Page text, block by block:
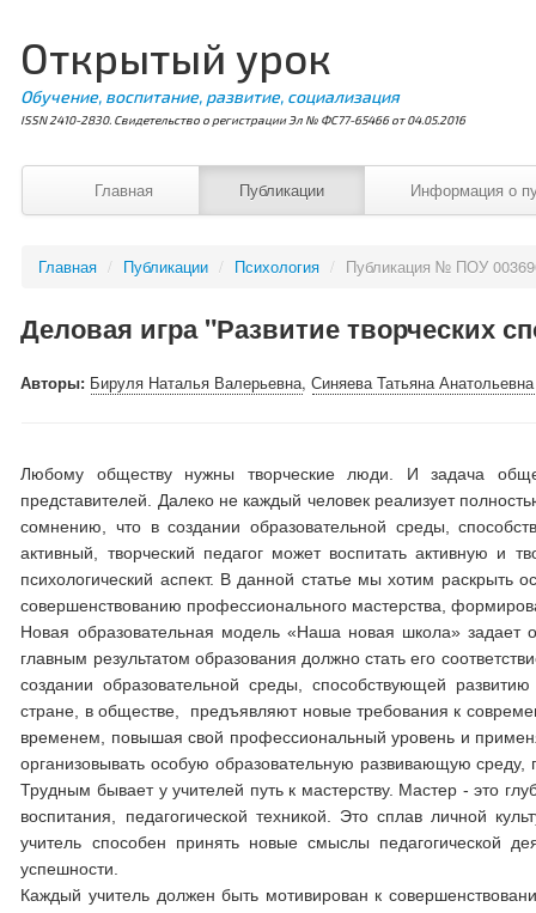
Открытый урок
Обучение, воспитание, развитие, социализация
ISSN 2410-2830. Свидетельство о регистрации Эл № ФС77-65466 от 04.05.2016
Главная Публикации Информация о
Главная / Публикации / Психология / Публикация № ПОУ
Деловая игра "Развитие творческих
Авторы: Бируля Наталья Валерьевна,Синяева Татьяна Анатольевна
Любому обществу нужны творческие люди. И задача
представителей. Далеко не каждый человек реализует
сомнению, что в создании образовательной среды,
активный, творческий педагог может воспитать активную и
психологический аспект. В данной статье мы хотим
совершенствованию профессионального мастерства,
Новая образовательная модель «Наша новая школа» задает
главным результатом образования должно стать его
создании образовательной среды, способствующей
стране, в обществе, предъявляют новые требования к
временем, повышая свой профессиональный уровень и
организовывать особую образовательную развивающую
Трудным бывает у учителей путь к мастерству. Мастер - это
воспитания, педагогической техникой. Это сплав личной
учитель способен принять новые смыслы педагогической
успешности.
Каждый учитель должен быть мотивирован к